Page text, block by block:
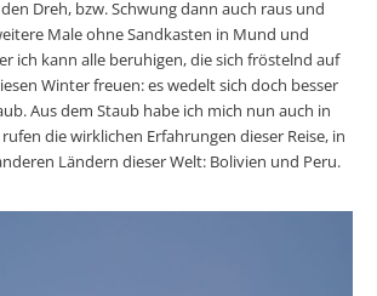
Dreh, bzw. Schwung dann auch raus und
Male ohne Sandkasten in Mund und
ich kann alle beruhigen, die sich fröstelnd auf
Winter freuen: es wedelt sich doch besser
Aus dem Staub habe ich mich nun auch in
die wirklichen Erfahrungen dieser Reise, in
Ländern dieser Welt: Bolivien und Peru.